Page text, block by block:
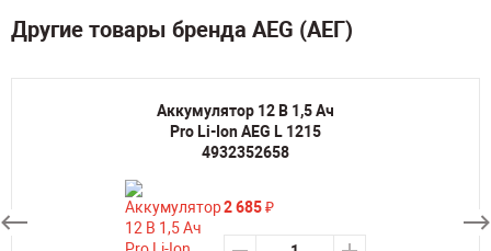
Другие товары бренда AEG (АЕГ)
Аккумулятор 12 В 1,5 Aч
Pro Li-Ion AEG L 1215
4932352658
2 685₽